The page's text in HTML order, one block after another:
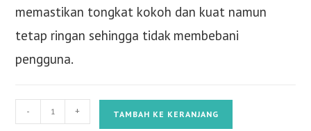
memastikan tongkat kokoh dan kuat namun
tetap ringan sehingga tidak membebani
pengguna.
Kuantitas
Tongkat
- + TAMBAH KE KERANJANG